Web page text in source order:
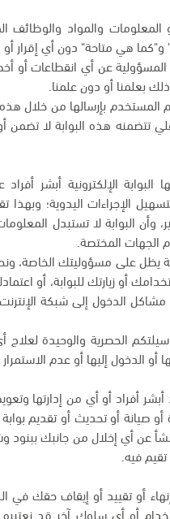
والمواد والوظائف
هي متاحة" دون أي إقرار
عن أي انقطاعات أو
بعلمنا أو دون علمنا.
بإرسالها من خلال
تتضمنه هذه البوابة لا
البوابة الإلكترونية أبشر
الإجراءات اليدوية؛
وأن البوابة لا تستبدل
الجهات المختصة.
يظل على مسؤوليتك الخاصة،
أو زيارتك للبوابة، أو
مشاكل الدخول إلى شبكة
الحصرية والوحيدة
أو الدخول إليها أو عدم
أبشر أفراد أو أي من إدارتها
صيانة أو تحديث أو تقديم
عن أي إخلال من جانبك
فيه.
أو تقييد أو إيقاف حقك
أو أي سلوك آخر قد